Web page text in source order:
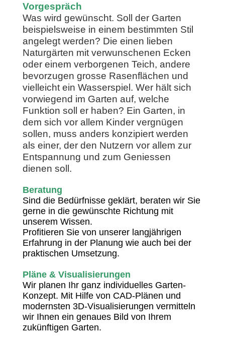
Vorgespräch
Was wird gewünscht. Soll der Garten
beispielsweise in einem bestimmten Stil
angelegt werden? Die einen lieben
Naturgärten mit verwunschenen Ecken
oder einem verborgenen Teich, andere
bevorzugen grosse Rasenflächen und
vielleicht ein Wasserspiel. Wer hält sich
vorwiegend im Garten auf, welche
Funktion soll er haben? Ein Garten, in
dem sich vor allem Kinder vergnügen
sollen, muss anders konzipiert werden
als einer, der den Nutzern vor allem zur
Entspannung und zum Geniessen
dienen soll.
Beratung
Sind die Bedürfnisse geklärt, beraten wir Sie
gerne in die gewünschte Richtung mit
unserem Wissen.
Profitieren Sie von unserer langjährigen
Erfahrung in der Planung wie auch bei der
praktischen Umsetzung.
Pläne & Visualisierungen
Wir planen Ihr ganz individuelles Garten-
Konzept. Mit Hilfe von CAD-Plänen und
modernsten 3D-Visualisierungen vermitteln
wir Ihnen ein genaues Bild von Ihrem
zukünftigen Garten.